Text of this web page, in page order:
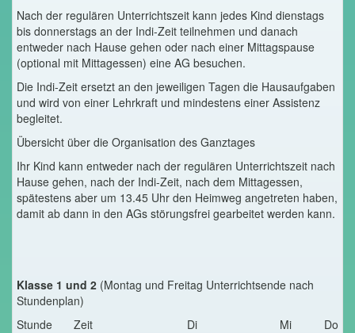
Nach der regulären Unterrichtszeit kann jedes Kind dienstags
bis donnerstags an der Indi-Zeit teilnehmen und danach
entweder nach Hause gehen oder nach einer Mittagspause
(optional mit Mittagessen) eine AG besuchen.
Die Indi-Zeit ersetzt an den jeweiligen Tagen die Hausaufgaben
und wird von einer Lehrkraft und mindestens einer Assistenz
begleitet.
Übersicht über die Organisation des Ganztages
Ihr Kind kann entweder nach der regulären Unterrichtszeit nach
Hause gehen, nach der Indi-Zeit, nach dem Mittagessen,
spätestens aber um 13.45 Uhr den Heimweg angetreten haben,
damit ab dann in den AGs störungsfrei gearbeitet werden kann.
Klasse 1 und 2 (Montag und Freitag Unterrichtsende nach
Stundenplan)
Stunde
Zeit Di Mi
Do